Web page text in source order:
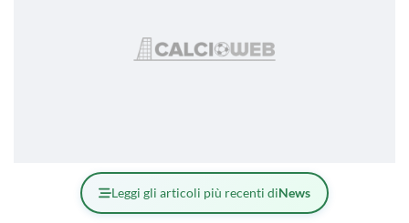
Leggi gli articoli più recenti diNews